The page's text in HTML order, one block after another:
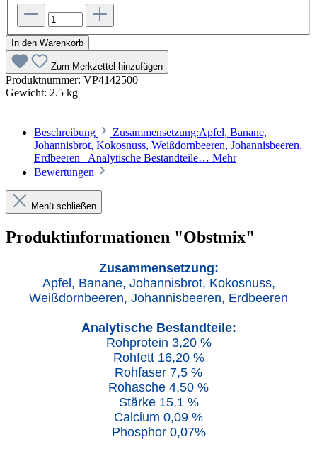
In den Warenkorb
Zum Merkzettel hinzufügen
Produktnummer: VP4142500
Gewicht: 2.5 kg
Beschreibung
Zusammensetzung:Apfel, Banane,
Johannisbrot, Kokosnuss, Weißdornbeeren, Johannisbeeren,
Erdbeeren Analytische Bestandteile… Mehr
Bewertungen
Menü schließen
Produktinformationen "Obstmix"
Zusammensetzung:
Apfel, Banane, Johannisbrot, Kokosnuss,
Weißdornbeeren, Johannisbeeren, Erdbeeren
Analytische Bestandteile:
Rohprotein 3,20 %
Rohfett 16,20 %
Rohfaser 7,5 %
Rohasche 4,50 %
Stärke 15,1 %
Calcium 0,09 %
Phosphor 0,07%